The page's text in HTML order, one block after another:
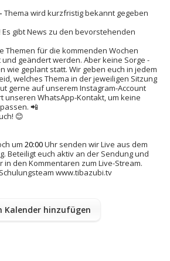
Thema wird kurzfristig bekannt gegeben
Es gibt News zu den bevorstehenden
Themen für die kommenden Wochen
geändert werden. Aber keine Sorge -
wie geplant statt. Wir geben euch in jedem
welches Thema in der jeweiligen Sitzung
gerne auf unserem Instagram-Account
unseren WhatsApp-Kontakt, um keine
📲
😊
um 20:00Uhr senden wir Live aus dem
Beteiligt euch aktiv an der Sendung und
in den Kommentaren zum Live-Stream.
www.tibazubi.tv
Kalender hinzufügen